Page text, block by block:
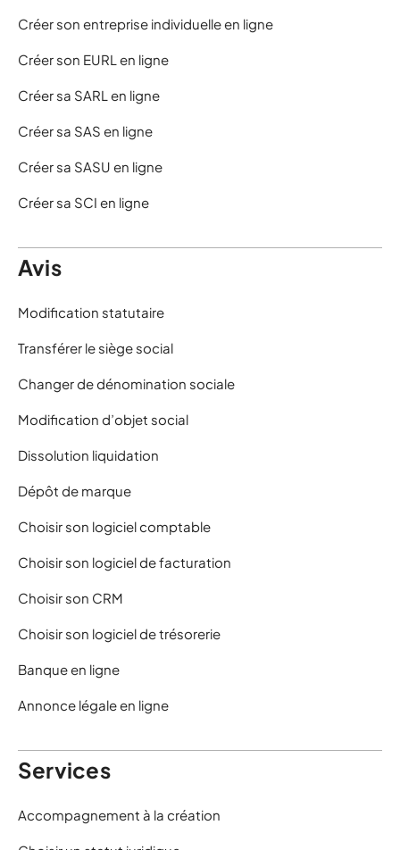
Créer son entreprise individuelle en ligne
Créer son EURL en ligne
Créer sa SARL en ligne
Créer sa SAS en ligne
Créer sa SASU en ligne
Créer sa SCI en ligne
Avis
Modification statutaire
Transférer le siège social
Changer de dénomination sociale
Modification d’objet social
Dissolution liquidation
Dépôt de marque
Choisir son logiciel comptable
Choisir son logiciel de facturation
Choisir son CRM
Choisir son logiciel de trésorerie
Banque en ligne
Annonce légale en ligne
Services
Accompagnement à la création